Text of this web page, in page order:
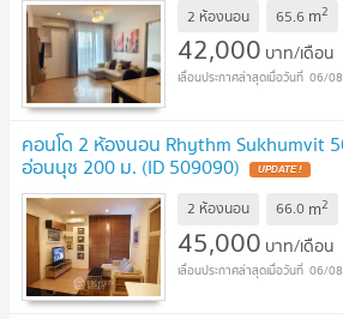
2 ห้องนอน 65.6 m2
42,000 บาท/เดือน
06/
คอนโด 2 ห้องนอน Rhythm Sukhumvit
อ่อนนุช 200 ม. (ID 509090) UPDATE !
2 ห้องนอน 66.0 m2
45,000 บาท/เดือน
06/